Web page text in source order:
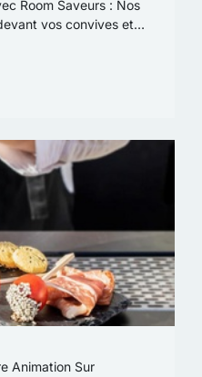
Room Saveurs : Nos
vos convives et
Animation Sur